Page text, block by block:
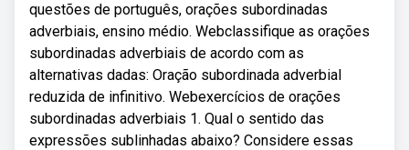
questões de português, orações subordinadas
adverbiais, ensino médio. Webclassifique as orações
subordinadas adverbiais de acordo com as
alternativas dadas: Oração subordinada adverbial
reduzida de infinitivo. Webexercícios de orações
subordinadas adverbiais 1. Qual o sentido das
expressões sublinhadas abaixo? Considere essas